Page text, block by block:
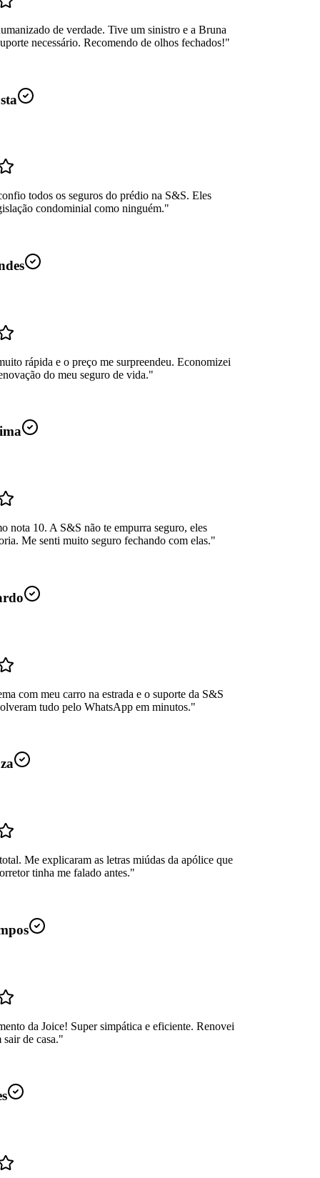
de verdade. Tive um sinistro e a Bruna
necessário. Recomendo de olhos fechados!"
todos os seguros do prédio na S&S. Eles
condominial como ninguém."
rápida e o preço me surpreendeu. Economizei
do meu seguro de vida."
nota 10. A S&S não te empurra seguro, eles
Me senti muito seguro fechando com elas."
com meu carro na estrada e o suporte da S&S
tudo pelo WhatsApp em minutos."
Me explicaram as letras miúdas da apólice que
tinha me falado antes."
da Joice! Super simpática e eficiente. Renovei
sair de casa."